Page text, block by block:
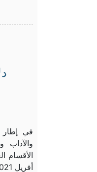
في إطار
والآداب
أفريل 2021 لقاء فكريّا، […]